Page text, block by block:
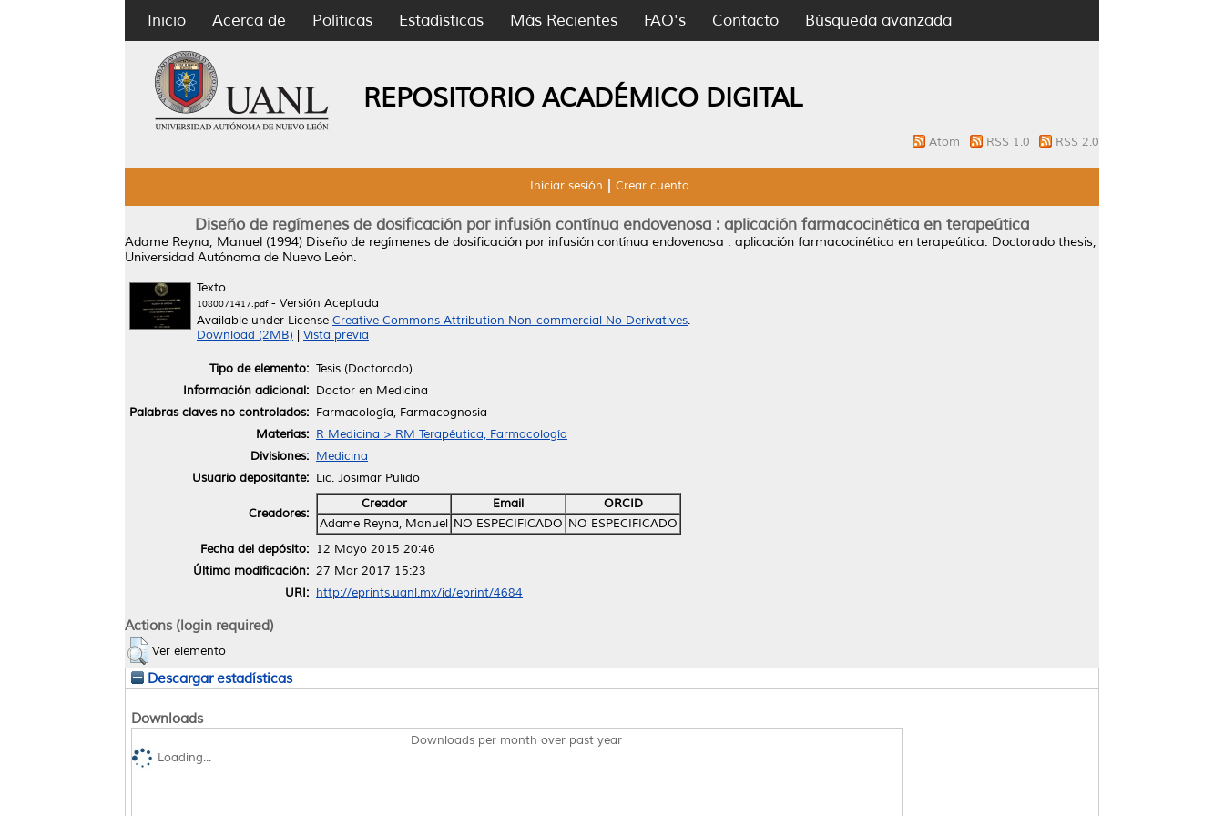
Inicio Acerca de Políticas Estadísticas Más Recientes FAQ's Contacto Búsqueda avanzada
REPOSITORIO ACADÉMICO DIGITAL
Atom RSS 1.0 RSS 2.0
Iniciar sesión Crear cuenta
Diseño de regímenes de dosificación por infusión contínua endovenosa : aplicación farmacocinética en terapeútica
Adame Reyna, Manuel (1994) Diseño de regímenes de dosificación por infusión contínua endovenosa : aplicación farmacocinética en terapeútica. Doctorado thesis,
Universidad Autónoma de Nuevo León.
Texto
1080071417.pdf- Versión Aceptada
Available under License Creative Commons Attribution Non-commercial No Derivatives.
Download (2MB)
Vista previa
Tipo de elemento: Tesis (Doctorado)
Información adicional: Doctor en Medicina
Palabras claves no controlados: Farmacología, Farmacognosia
Materias: R Medicina > RM Terapéutica, Farmacología
Divisiones: Medicina
Usuario depositante: Lic. Josimar Pulido
Creadores:
Creador Email
ORCID
Adame Reyna, Manuel NO ESPECIFICADO NO ESPECIFICADO
Fecha del depósito: 12 Mayo 2015 20:46
Última modificación: 27 Mar 2017 15:23
URI: http://eprints.uanl.mx/id/eprint/4684
Actions (login required)
Ver elemento
Descargar estadísticas
Downloads
Downloads per month over past year
Loading...